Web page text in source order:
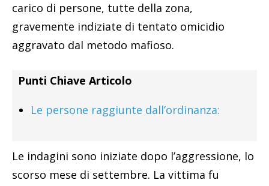
carico di persone, tutte della zona,
gravemente indiziate di tentato omicidio
aggravato dal metodo mafioso.
Punti Chiave Articolo
Le persone raggiunte dall’ordinanza:
Le indagini sono iniziate dopo l’aggressione, lo
scorso mese di settembre. La vittima fu